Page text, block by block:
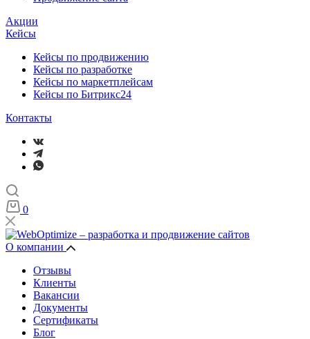
Акции
Кейсы
Кейсы по продвижению
Кейсы по разработке
Кейсы по маркетплейсам
Кейсы по Битрикс24
Контакты
0
О компании
Отзывы
Клиенты
Вакансии
Документы
Сертификаты
Блог